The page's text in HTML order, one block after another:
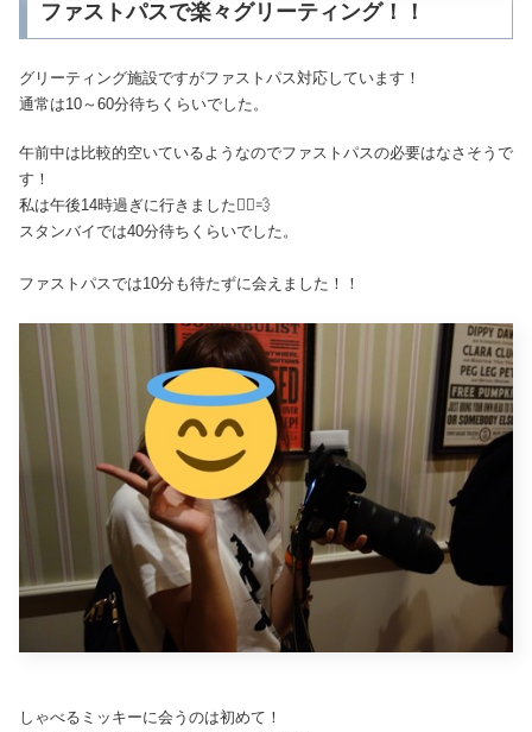
ファストパスで楽々グリーティング！！
グリーティング施設ですがファストパス対応しています！
通常は10～60分待ちくらいでした。
午前中は比較的空いているようなのでファストパスの必要はなさそうで
す！
私は午後14時過ぎに行きました🏃‍♀️💨
スタンバイでは40分待ちくらいでした。
ファストパスでは10分も待たずに会えました！！
しゃべるミッキーに会うのは初めて！